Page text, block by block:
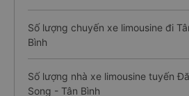
Số lượng chuyến xe limousine đi
Bình
Số lượng nhà xe limousine tuyến
Song - Tân Bình